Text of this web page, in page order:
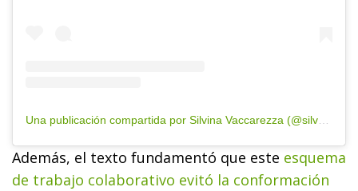
Una publicación compartida por Silvina Vaccarezza (@silvaccarezza)
Además, el texto fundamentó que este esquema
de trabajo colaborativo evitó la conformación